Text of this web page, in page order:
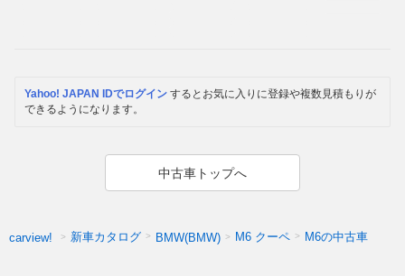
Yahoo! JAPAN IDでログイン するとお気に入りに登録や複数見積もりが
できるようになります。
中古車トップへ
carview! 新車カタログ BMW(BMW) M6 クーペ M6の中古車